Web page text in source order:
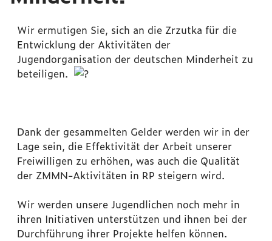
Wir ermutigen Sie, sich an die Zrzutka für die
Entwicklung der Aktivitäten der
Jugendorganisation der deutschen Minderheit zu
beteiligen.
Dank der gesammelten Gelder werden wir in der
Lage sein, die Effektivität der Arbeit unserer
Freiwilligen zu erhöhen, was auch die Qualität
der ZMMN-Aktivitäten in RP steigern wird.
Wir werden unsere Jugendlichen noch mehr in
ihren Initiativen unterstützen und ihnen bei der
Durchführung ihrer Projekte helfen können.